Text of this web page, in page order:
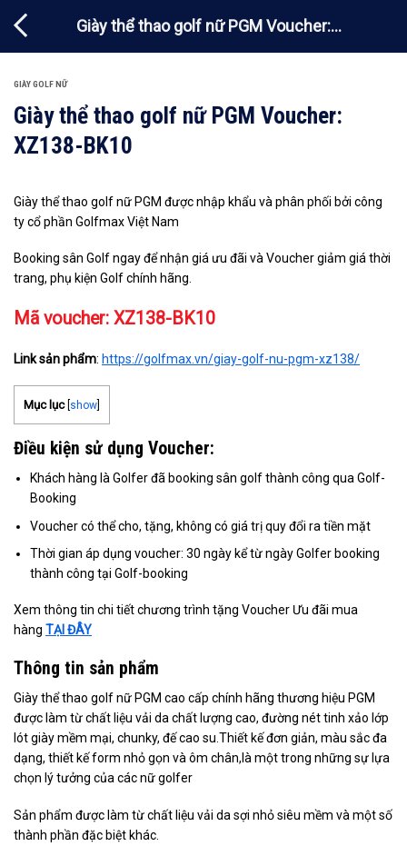
đến
Giày thể thao golf nữ PGM Voucher:
XZ138-BK10
GIÀY GOLF NỮ
Giày thể thao golf nữ PGM Voucher:
XZ138-BK10
Giày thể thao golf nữ PGM được nhập khẩu và phân phối bởi công
ty cổ phần Golfmax Việt Nam
Booking sân Golf ngay để nhận giá ưu đãi và Voucher giảm giá thời
trang, phụ kiện Golf chính hãng.
Mã voucher: XZ138-BK10
Link sản phẩm: https://golfmax.vn/giay-golf-nu-pgm-xz138/
Mục lục show
Điều kiện sử dụng Voucher:
Khách hàng là Golfer đã booking sân golf thành công qua Golf-
Booking
Voucher có thể cho, tặng, không có giá trị quy đổi ra tiền mặt
Thời gian áp dụng voucher: 30 ngày kể từ ngày Golfer booking
thành công tại Golf-booking
Xem thông tin chi tiết chương trình tặng Voucher Ưu đãi mua
hàng TẠI ĐÂY
Thông tin sản phẩm
Giày thể thao golf nữ PGM cao cấp chính hãng thương hiệu PGM
được làm từ chất liệu vải da chất lượng cao, đường nét tinh xảo lớp
lót giày mềm mại, chunky, đế cao su.Thiết kế đơn giản, màu sắc đa
dạng, thiết kế form nhỏ gọn và ôm chân,là một trong những sự lựa
chọn lý tưởng của các nữ golfer
Sản phẩm được làm từ chất liệu vải da sợi nhỏ siêu mềm và một số
thành phần đặc biệt khác.